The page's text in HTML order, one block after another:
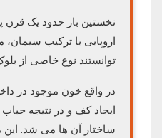
نخستین بار حدود یک
اروپایی با ترکیب
توانستند نوع خاصی از
در واقع خون موجود در
ایجاد کف و در نتیجه
ساختار آن ها می شد.